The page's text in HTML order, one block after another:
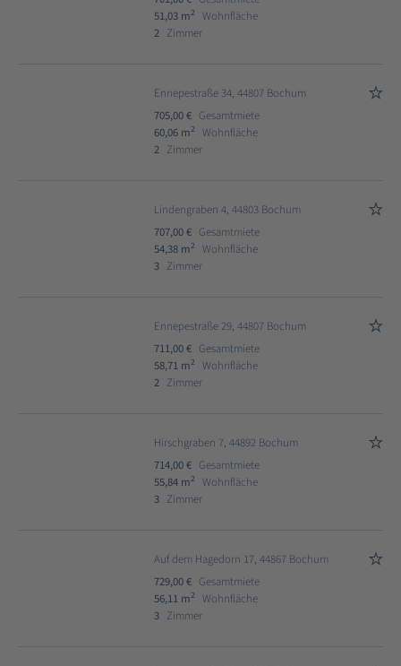
51,03 m2
Wohnfläche
2 Zimmer
Ennepestraße 34, 44807 Bochum
705,00 € Gesamtmiete
60,06 m2
Wohnfläche
2 Zimmer
Lindengraben 4, 44803 Bochum
707,00 € Gesamtmiete
54,38 m2
Wohnfläche
3 Zimmer
Ennepestraße 29, 44807 Bochum
711,00 € Gesamtmiete
58,71 m2
Wohnfläche
2 Zimmer
Hirschgraben 7, 44892 Bochum
714,00 € Gesamtmiete
55,84 m2
Wohnfläche
3 Zimmer
Auf dem Hagedorn 17, 44867 Bochum
729,00 € Gesamtmiete
56,11 m2
Wohnfläche
3 Zimmer